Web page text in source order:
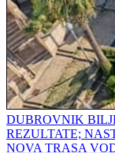
DUBROVNIK
REZULTATE;
NOVA TRASA